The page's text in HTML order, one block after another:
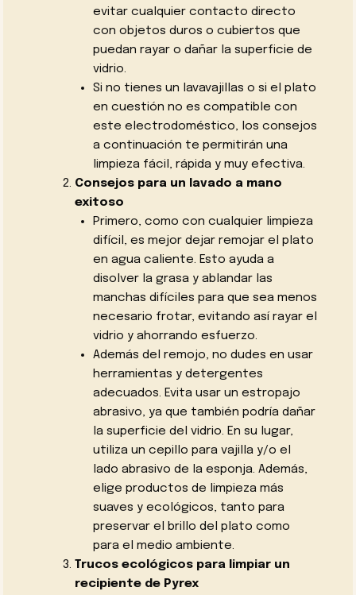
evitar cualquier contacto directo
con objetos duros o cubiertos que
puedan rayar o dañar la superficie de
vidrio.
Si no tienes un lavavajillas o si el plato
en cuestión no es compatible con
este electrodoméstico, los consejos
a continuación te permitirán una
limpieza fácil, rápida y muy efectiva.
Consejos para un lavado a mano
exitoso
Primero, como con cualquier limpieza
difícil, es mejor dejar remojar el plato
en agua caliente. Esto ayuda a
disolver la grasa y ablandar las
manchas difíciles para que sea menos
necesario frotar, evitando así rayar el
vidrio y ahorrando esfuerzo.
Además del remojo, no dudes en usar
herramientas y detergentes
adecuados. Evita usar un estropajo
abrasivo, ya que también podría dañar
la superficie del vidrio. En su lugar,
utiliza un cepillo para vajilla y/o el
lado abrasivo de la esponja. Además,
elige productos de limpieza más
suaves y ecológicos, tanto para
preservar el brillo del plato como
para el medio ambiente.
Trucos ecológicos para limpiar un
recipiente de Pyrex